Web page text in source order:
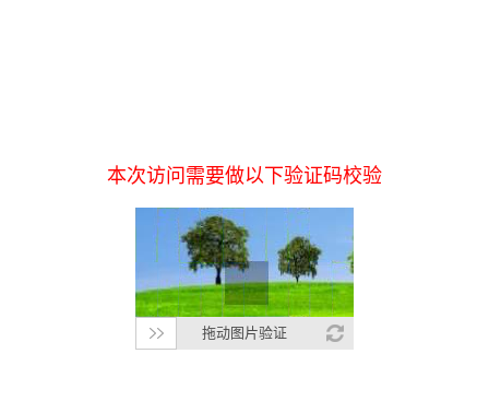
本次访问需要做以下验证码校验
拖动图片验证